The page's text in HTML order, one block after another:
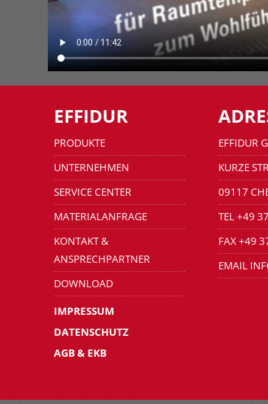
EFFIDUR
PRODUKTE
UNTERNEHMEN
SERVICE CENTER
MATERIALANFRAGE
KONTAKT &
ANSPRECHPARTNER
DOWNLOAD
IMPRESSUM
DATENSCHUTZ
AGB & EKB
EFFIDUR
KURZE
09117
TEL +49
FAX +49
EMAIL